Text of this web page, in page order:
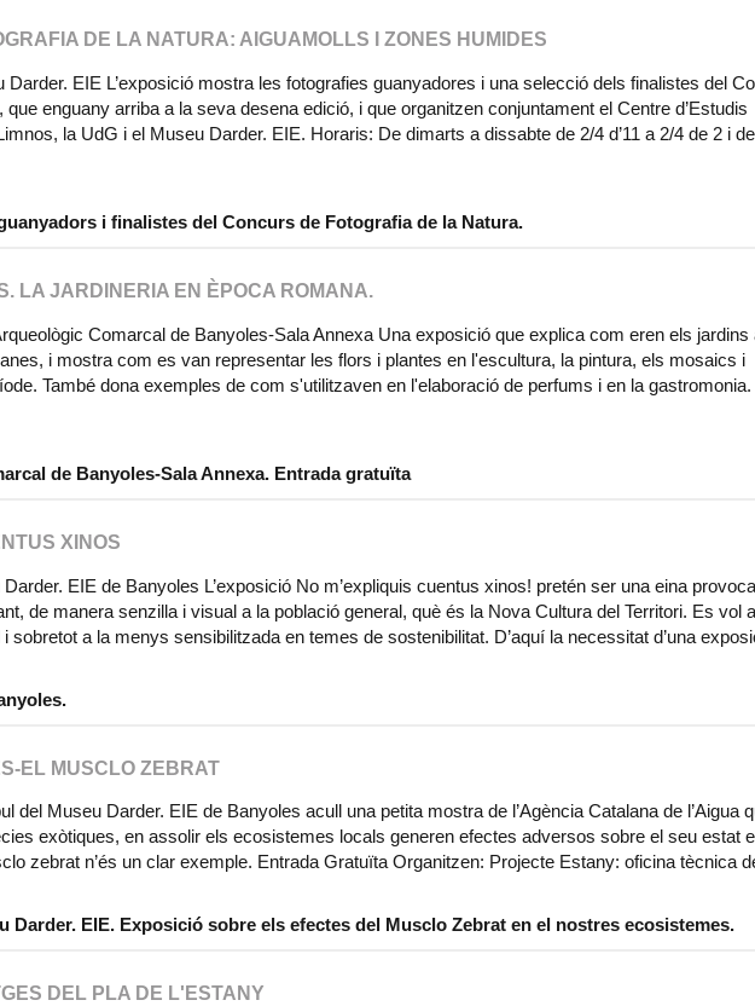
DE LA NATURA: AIGUAMOLLS I ZONES HUMIDES
Darder. EIE L’exposició mostra les fotografies guanyadores i una selecció dels finalistes del
que enguany arriba a la seva desena edició, i que organitzen conjuntament el Centre d’Estudis
la UdG i el Museu Darder. EIE. Horaris: De dimarts a dissabte de 2/4 d’11 a 2/4 de 2 i
i finalistes del Concurs de Fotografia de la Natura.
LA JARDINERIA EN ÈPOCA ROMANA.
Comarcal de Banyoles-Sala Annexa Una exposició que explica com eren els jardins
i mostra com es van representar les flors i plantes en l'escultura, la pintura, els mosaics i
També dona exemples de com s'utilitzaven en l'elaboració de perfums i en la gastromonia.
de Banyoles-Sala Annexa. Entrada gratuïta
XINOS
Darder. EIE de Banyoles L’exposició No m’expliquis cuentus xinos! pretén ser una eina
de manera senzilla i visual a la població general, què és la Nova Cultura del Territori. Es vol
sobretot a la menys sensibilitzada en temes de sostenibilitat. D’aquí la necessitat d’una
EL MUSCLO ZEBRAT
del Museu Darder. EIE de Banyoles acull una petita mostra de l’Agència Catalana de l’Aigua
exòtiques, en assolir els ecosistemes locals generen efectes adversos sobre el seu estat
zebrat n’és un clar exemple. Entrada Gratuïta Organitzen: Projecte Estany: oficina tècnica
Darder. EIE. Exposició sobre els efectes del Musclo Zebrat en el nostres ecosistemes.
DEL PLA DE L'ESTANY